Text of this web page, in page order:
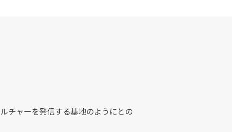
チャーを発信する基地のようにとの